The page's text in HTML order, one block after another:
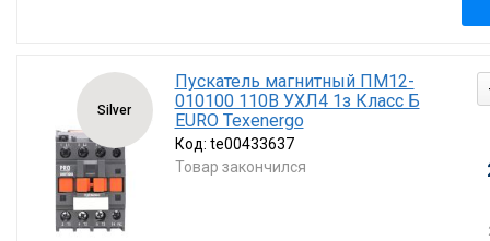
Silver
Пускатель магнитный ПМ12-
010100 110В УХЛ4 1з Класс Б
EURO Texenergo
Код: te00433637
Товар закончился